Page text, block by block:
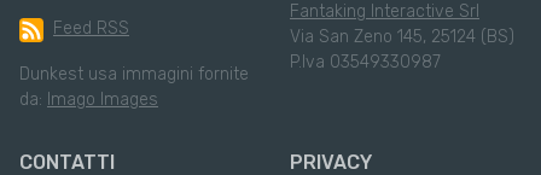
Feed RSS
Dunkest usa immagini fornite
da: Imago Images
Fantaking Interactive Srl
Via San Zeno 145, 25124 (BS)
P.Iva 03549330987
CONTATTI PRIVACY